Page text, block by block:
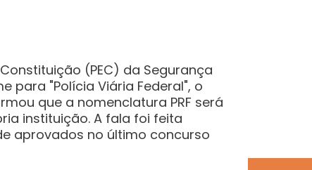
(PEC) da Segurança
para "Polícia Viária Federal", o
que a nomenclatura PRF será
instituição. A fala foi feita
aprovados no último concurso